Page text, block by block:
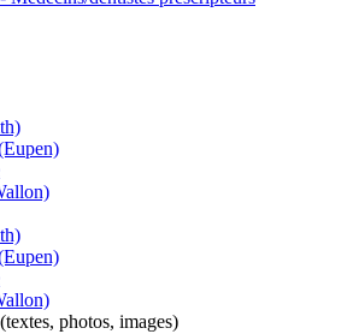
photos, images)